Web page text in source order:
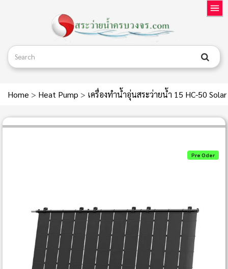
Home > Heat Pump > เครื่องทำน้ำอุ่นสระว่ายน้ำ 15 HC‐50
Pre Oder